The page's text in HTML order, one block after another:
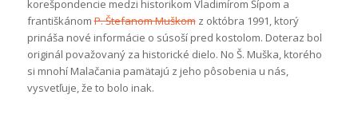
korešpondencie medzi historikom Vladimírom Šípom a
františkánomP. Štefanom Muškomz októbra 1991, ktorý
prináša nové informácie o súsoší pred kostolom. Doteraz bol
originál považovaný za historické dielo. No Š. Muška, ktorého
si mnohí Malačania pamätajú z jeho pôsobenia u nás,
vysvetľuje, že to bolo inak.